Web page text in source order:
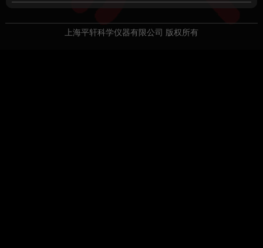
上海平轩科学仪器有限公司 版权所有